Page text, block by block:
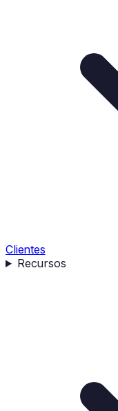
Clientes
Recursos